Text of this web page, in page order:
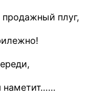
плуг,
наметит……